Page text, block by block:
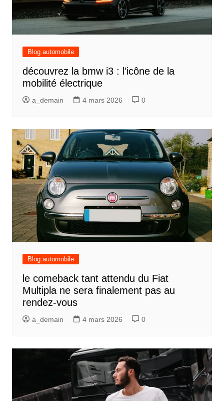
Blog automobile
découvrez la bmw i3 : l’icône de la
mobilité électrique
a_demain 4 mars 2026 0
Blog automobile
le comeback tant attendu du Fiat
Multipla ne sera finalement pas au
rendez-vous
a_demain 4 mars 2026 0